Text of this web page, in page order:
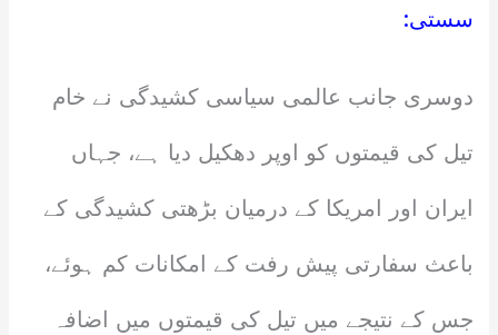
سستی:
دوسری جانب عالمی سیاسی کشیدگی نے خام
تیل کی قیمتوں کو اوپر دھکیل دیا ہے، جہاں
ایران اور امریکا کے درمیان بڑھتی کشیدگی کے
باعث سفارتی پیش رفت کے امکانات کم ہوئے،
جس کے نتیجے میں تیل کی قیمتوں میں اضافہ